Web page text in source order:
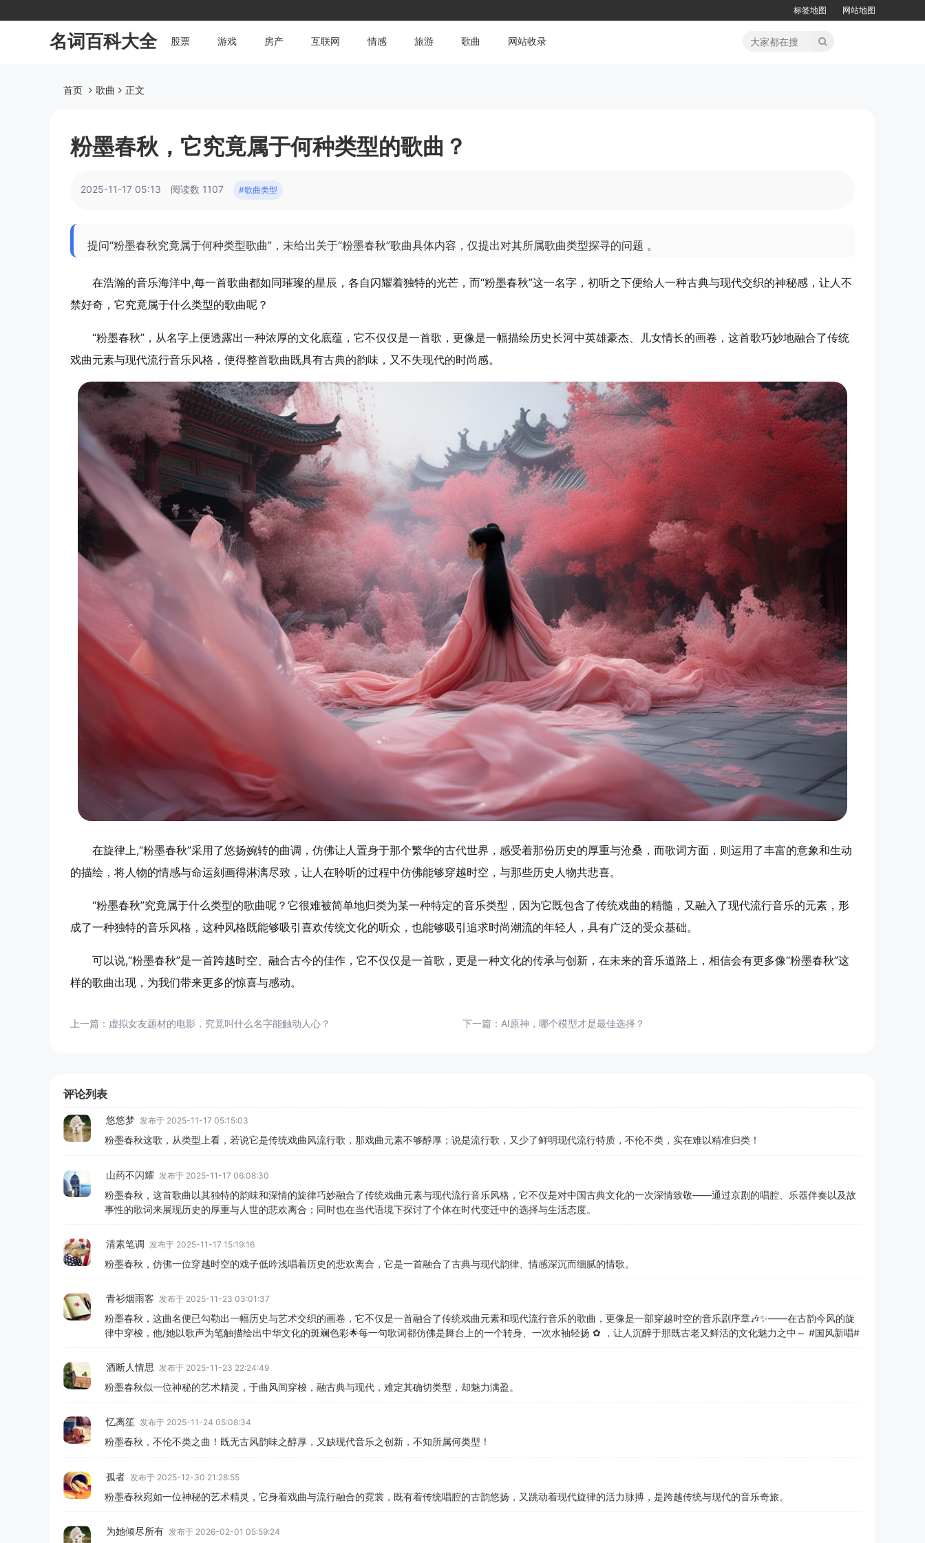
标签地图 网站地图
名词百科大全 股票 游戏 房产 互联网 情感 旅游 歌曲 网站收录
首页 歌曲 正文
粉墨春秋，它究竟属于何种类型的歌曲？
2025-11-17 05:13 阅读数 1107 #歌曲类型
提问“粉墨春秋究竟属于何种类型歌曲”，未给出关于“粉墨春秋”歌曲具体内容，仅提出对其所属歌曲类型探寻的问题 。
在浩瀚的音乐海洋中,每一首歌曲都如同璀璨的星辰，各自闪耀着独特的光芒，而“粉墨春秋”这一名字，初听之下便给人一种古典与现代交织的神秘感，让人不
禁好奇，它究竟属于什么类型的歌曲呢？
“粉墨春秋”，从名字上便透露出一种浓厚的文化底蕴，它不仅仅是一首歌，更像是一幅描绘历史长河中英雄豪杰、儿女情长的画卷，这首歌巧妙地融合了传统
戏曲元素与现代流行音乐风格，使得整首歌曲既具有古典的韵味，又不失现代的时尚感。
在旋律上,“粉墨春秋”采用了悠扬婉转的曲调，仿佛让人置身于那个繁华的古代世界，感受着那份历史的厚重与沧桑，而歌词方面，则运用了丰富的意象和生动
的描绘，将人物的情感与命运刻画得淋漓尽致，让人在聆听的过程中仿佛能够穿越时空，与那些历史人物共悲喜。
“粉墨春秋”究竟属于什么类型的歌曲呢？它很难被简单地归类为某一种特定的音乐类型，因为它既包含了传统戏曲的精髓，又融入了现代流行音乐的元素，形
成了一种独特的音乐风格，这种风格既能够吸引喜欢传统文化的听众，也能够吸引追求时尚潮流的年轻人，具有广泛的受众基础。
可以说,“粉墨春秋”是一首跨越时空、融合古今的佳作，它不仅仅是一首歌，更是一种文化的传承与创新，在未来的音乐道路上，相信会有更多像“粉墨春秋”这
样的歌曲出现，为我们带来更多的惊喜与感动。
上一篇： 虚拟女友题材的电影，究竟叫什么名字能触动人心？ 下一篇： AI原神，哪个模型才是最佳选择？
评论列表
悠悠梦 发布于 2025-11-17 05:15:03
粉墨春秋这歌，从类型上看，若说它是传统戏曲风流行歌，那戏曲元素不够醇厚；说是流行歌，又少了鲜明现代流行特质，不伦不类，实在难以精准归类！
山药不闪耀 发布于 2025-11-17 06:08:30
粉墨春秋，这首歌曲以其独特的韵味和深情的旋律巧妙融合了传统戏曲元素与现代流行音乐风格，它不仅是对中国古典文化的一次深情致敬——通过京剧的唱腔、乐器伴奏以及故
事性的歌词来展现历史的厚重与人世的悲欢离合；同时也在当代语境下探讨了个体在时代变迁中的选择与生活态度。
清素笔调 发布于 2025-11-17 15:19:16
粉墨春秋，仿佛一位穿越时空的戏子低吟浅唱着历史的悲欢离合，它是一首融合了古典与现代韵律、情感深沉而细腻的情歌。
青衫烟雨客 发布于 2025-11-23 03:01:37
粉墨春秋，这曲名便已勾勒出一幅历史与艺术交织的画卷，它不仅是一首融合了传统戏曲元素和现代流行音乐的歌曲，更像是一部穿越时空的音乐剧序章🎶✨——在古韵今风的旋
律中穿梭，他/她以歌声为笔触描绘出中华文化的斑斓色彩🌟每一句歌词都仿佛是舞台上的一个转身、一次水袖轻扬 ✿️ ，让人沉醉于那既古老又鲜活的文化魅力之中～ #国风新唱#
酒断人情思 发布于 2025-11-23 22:24:49
粉墨春秋似一位神秘的艺术精灵，于曲风间穿梭，融古典与现代，难定其确切类型，却魅力满盈。
忆离笙 发布于 2025-11-24 05:08:34
粉墨春秋，不伦不类之曲！既无古风韵味之醇厚，又缺现代音乐之创新，不知所属何类型！
孤者 发布于 2025-12-30 21:28:55
粉墨春秋宛如一位神秘的艺术精灵，它身着戏曲与流行融合的霓裳，既有着传统唱腔的古韵悠扬，又跳动着现代旋律的活力脉搏，是跨越传统与现代的音乐奇旅。
为她倾尽所有 发布于 2026-02-01 05:59:24